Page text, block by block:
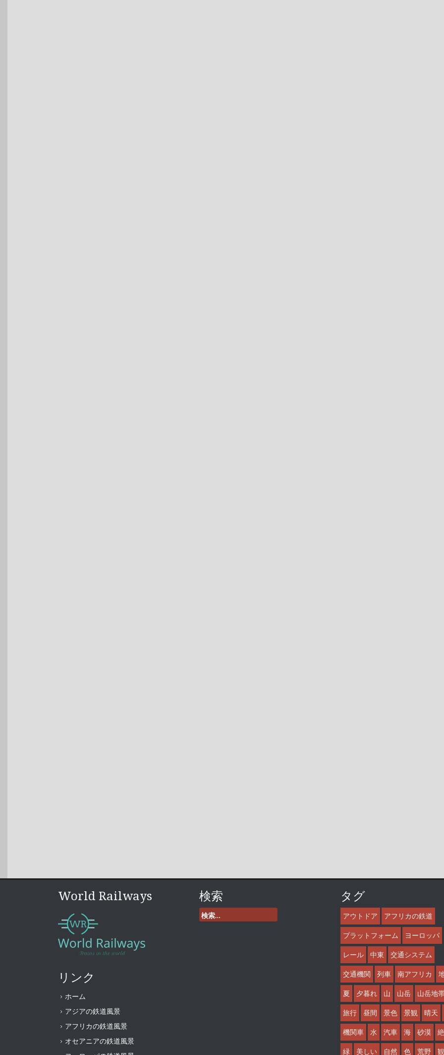
World Railways
リンク
ホーム
アジアの鉄道風景
アフリカの鉄道風景
オセアニアの鉄道風景
検索
検
索:
タグ
アウトドア アフリカの鉄道
プラットフォーム ヨーロッパ
レール 中東 交通システム
交通機関 列車 南アフリカ
夏 夕暮れ 山 山岳 山岳地
旅行 昼間 景色 景観 晴天
機関車 水 汽車 海 砂漠
緑 美しい 自然 色 荒野